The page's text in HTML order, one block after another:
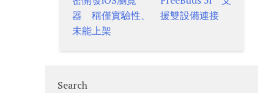
navigation
器 稱僅實驗性、
未能上架
援雙設備連接
Search